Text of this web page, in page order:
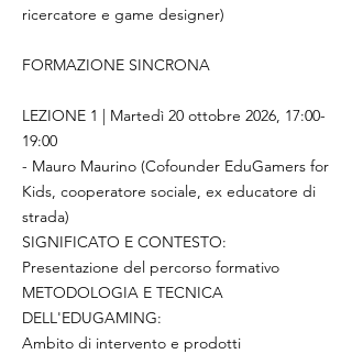
ricercatore e game designer)
FORMAZIONE SINCRONA
LEZIONE 1 | Martedì 20 ottobre 2026, 17:00-
19:00
- Mauro Maurino (Cofounder EduGamers for
Kids, cooperatore sociale, ex educatore di
strada)
SIGNIFICATO E CONTESTO:
Presentazione del percorso formativo
METODOLOGIA E TECNICA
DELL'EDUGAMING:
Ambito di intervento e prodotti